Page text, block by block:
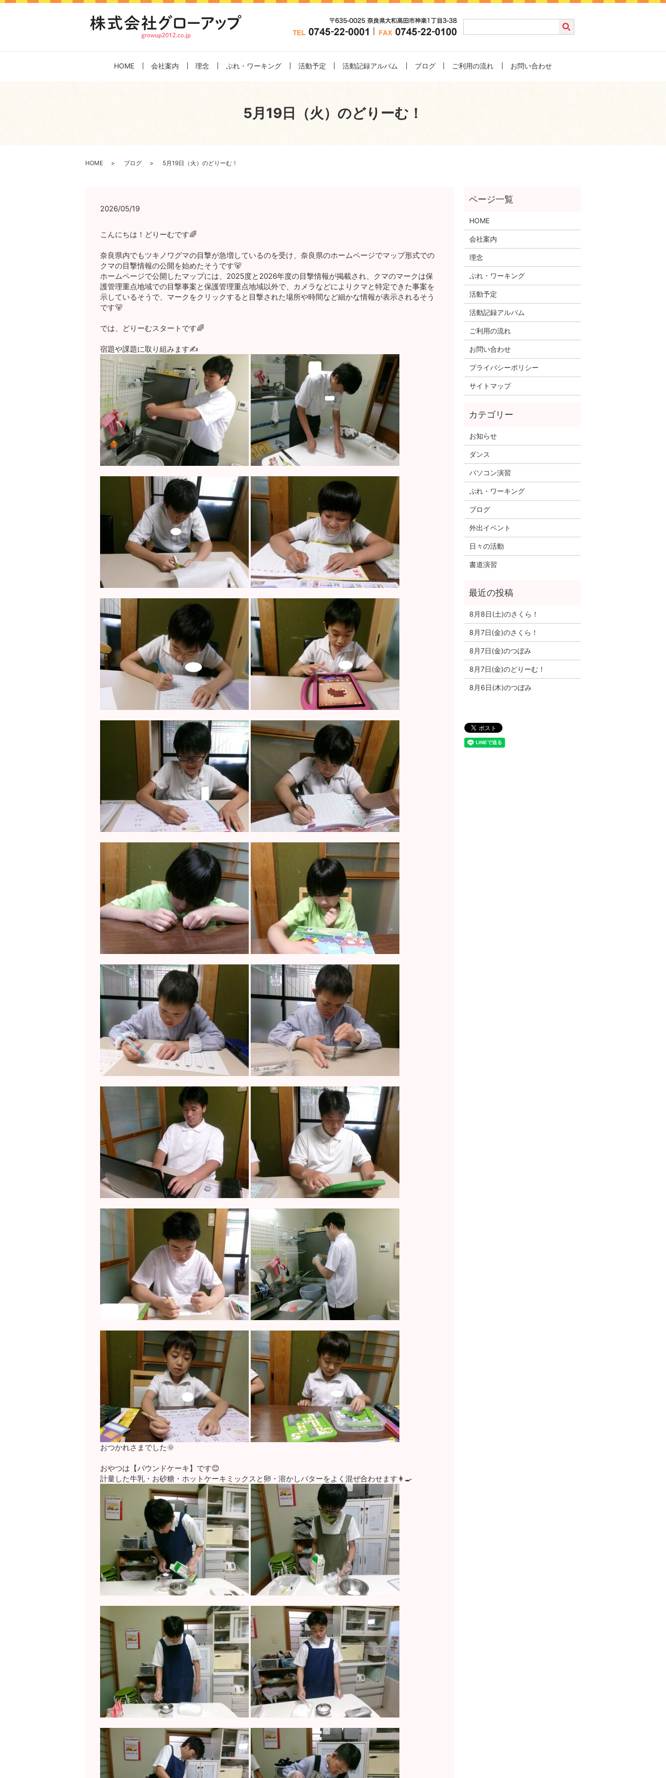
HOME 会社案内 理念 ぷれ・ワーキング 活動予定 活動記録アルバム ブログ ご利用の流れ お問い合わせ
5月19日（火）のどりーむ！
HOME ブログ 5月19日（火）のどりーむ！
2026/05/19
こんにちは！どりーむです🌈
奈良県内でもツキノワグマの目撃が急増しているのを受け、奈良県のホームページでマップ形式での
クマの目撃情報の公開を始めたそうです🐻
ホームページで公開したマップには、2025度と2026年度の目撃情報が掲載され、クマのマークは保
護管理重点地域での目撃事案と保護管理重点地域以外で、カメラなどによりクマと特定できた事案を
示しているそうで、マークをクリックすると目撃された場所や時間など細かな情報が表示されるそう
です🐻
では、どりーむスタートです🌈
宿題や課題に取り組みます✍
おつかれさまでした🌞
おやつは【パウンドケーキ】です😊
計量した牛乳・お砂糖・ホットケーキミックスと卵・溶かしバターをよく混ぜ合わせます👩‍🍳
HOME
会社案内
理念
ぷれ・ワーキング
活動予定
活動記録アルバム
ご利用の流れ
お問い合わせ
プライバシーポリシー
サイトマップ
お知らせ
ダンス
パソコン演習
ぷれ・ワーキング
ブログ
外出イベント
日々の活動
書道演習
8月8日(土)のさくら！
8月7日(金)のさくら！
8月7日(金)のつぼみ
8月7日(金)のどりーむ！
8月6日(木)のつぼみ